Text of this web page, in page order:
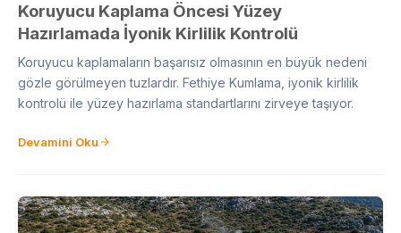
Koruyucu Kaplama Öncesi Yüzey
Hazırlamada İyonik Kirlilik Kontrolü
Koruyucu kaplamaların başarısız olmasının en büyük nedeni
gözle görülmeyen tuzlardır. Fethiye Kumlama, iyonik kirlilik
kontrolü ile yüzey hazırlama standartlarını zirveye taşıyor.
Devamini Oku